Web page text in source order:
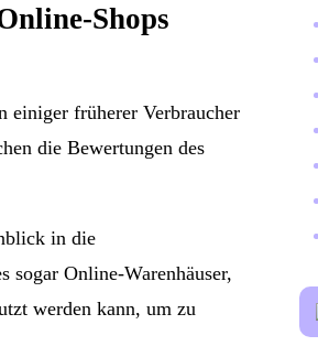
Shops
einiger früherer Verbraucher
die Bewertungen des
in die
sogar Online-Warenhäuser,
werden kann, um zu